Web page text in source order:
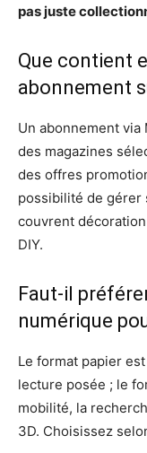
pas juste
Que contient
abonnement
Un abonnement
des magazines
des offres
possibilité de gérer
couvrent
DIY.
Faut-il
numérique
Le format papier
lecture posée ; le
mobilité, la
3D. Choisissez